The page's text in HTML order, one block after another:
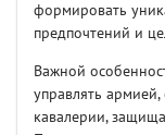
формировать
предпочтений и
Важной
управлять
кавалерии,